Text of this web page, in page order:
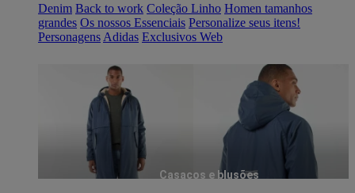
Denim Back to work Coleção Linho Homen tamanhos
grandes Os nossos Essenciais Personalize seus itens!
Personagens Adidas Exclusivos Web
Casacos e blusões